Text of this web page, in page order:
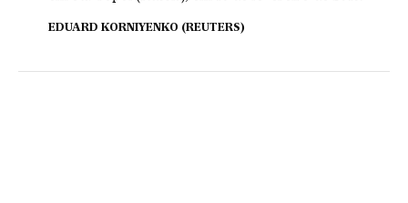
EDUARD KORNIYENKO (REUTERS)